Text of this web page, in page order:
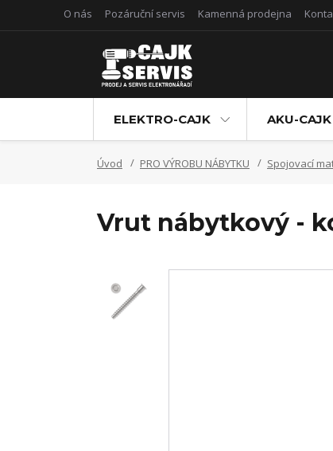
O nás Pozáruční servis Kamenná prodejna
ELEKTRO-CAJK AKU-CAJK
Úvod PRO VÝROBU NÁBYTKU Spojovací
Vrut nábytkový -